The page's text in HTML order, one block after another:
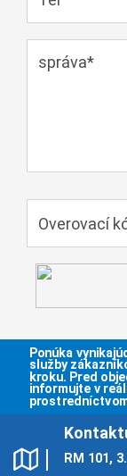
Ponúka
služby
kroku. Pred
informujte v
RM 101,